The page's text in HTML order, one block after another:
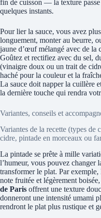
fin de cuisson — la texture
quelques instants.
Pour lier la sauce, vous avez
longuement, monter au beurre,
jaune d’œuf mélangé avec de la
Goûtez et rectifiez avec du sel,
(vinaigre doux ou un trait de
haché pour la couleur et la
La sauce doit napper la cuillère
la dernière touche qui rendra
Variantes, conseils et
Variantes de la recette (types de
cidre, pintade en morceaux ou
La pintade se prête à mille
l’humeur, vous pouvez changer
transformer le plat. Par exemple,
note fruitée et légèrement
de Paris offrent une texture
donneront une intensité umami
rendront le plat plus rustique et